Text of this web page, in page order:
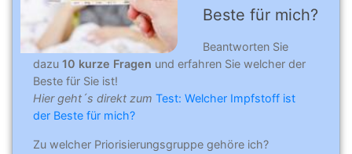
Beste für mich?
Beantworten Sie
dazu 10 kurze Fragen und erfahren Sie welcher der
Beste für Sie ist!
Hier geht´s direkt zum Test: Welcher Impfstoff ist
der Beste für mich?
Zu welcher Priorisierungsgruppe gehöre ich?